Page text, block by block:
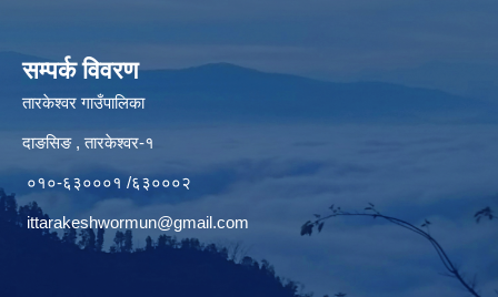
सम्पर्क विवरण
तारकेश्वर गाउँपालिका
दाङसिङ , तारकेश्वर-१
०१०-६३०००१ /६३०००२
ittarakeshwormun@gmail.com